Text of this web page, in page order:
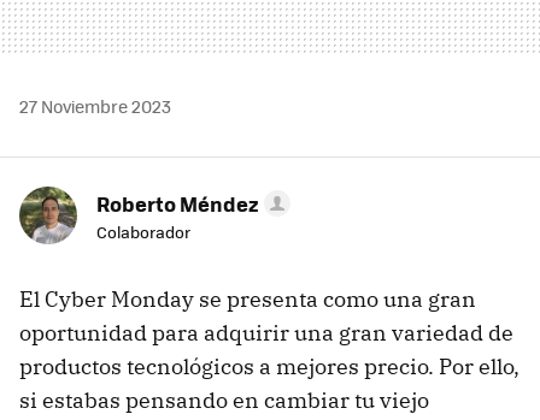
27 Noviembre 2023
Roberto Méndez
Colaborador
El Cyber Monday se presenta como una gran
oportunidad para adquirir una gran variedad de
productos tecnológicos a mejores precio. Por ello,
si estabas pensando en cambiar tu viejo